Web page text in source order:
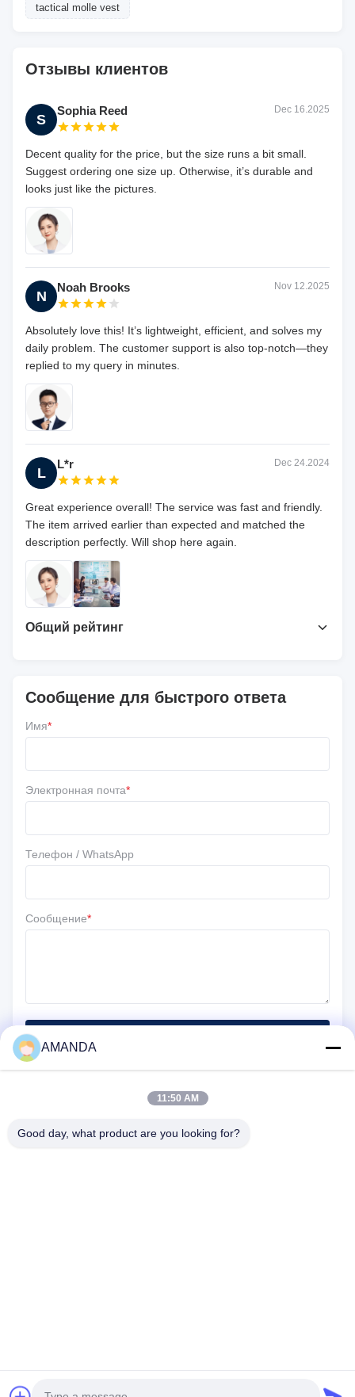
tactical molle vest
Отзывы клиентов
S
Sophia Reed Dec 16.2025
Decent quality for the price, but the size runs a bit small.
Suggest ordering one size up. Otherwise, it’s durable and
looks just like the pictures.
N
Noah Brooks Nov 12.2025
Absolutely love this! It’s lightweight, efficient, and solves my
daily problem. The customer support is also top-notch—they
replied to my query in minutes.
L
L*r Dec 24.2024
Great experience overall! The service was fast and friendly.
The item arrived earlier than expected and matched the
description perfectly. Will shop here again.
Общий рейтинг
Напишите обзор
Сообщение для быстрого ответа
Имя*
Электронная почта*
Телефон / WhatsApp
Сообщение*
© 2026 GUANGZHOU YAKEDA TRAVELING PRODUCTS CO.,LTD. All
AMANDA
11:50 AM
Good day, what product are you looking for?